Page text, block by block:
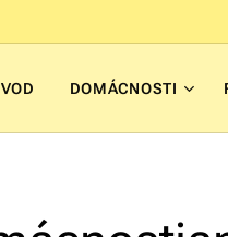
DOMÁCNOSTI